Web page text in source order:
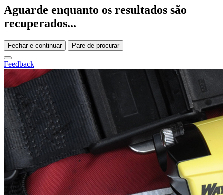
Aguarde enquanto os resultados são
recuperados...
Fechar e continuar Pare de procurar
Feedback